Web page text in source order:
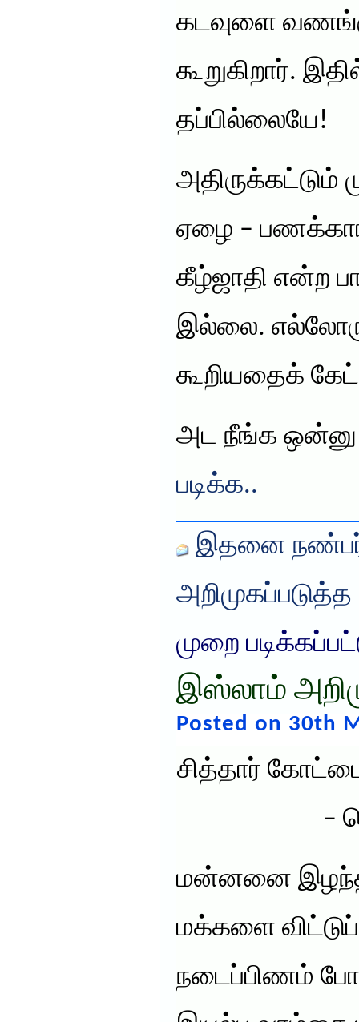
கடவுளை
கூறுகிறார்.
தப்பில்லையே!
அதிருக்கட்டும்
ஏழை –
கீழ்ஜாதி என்ற
இல்லை.
கூறியதைக்
அட நீங்க
படிக்க..
இதனை
அறிமுகப்படுத்த
முறை
இஸ்லாம்
Posted on 30th
சித்தார்
–
மன்னனை
மக்களை
நடைப்பிணம்